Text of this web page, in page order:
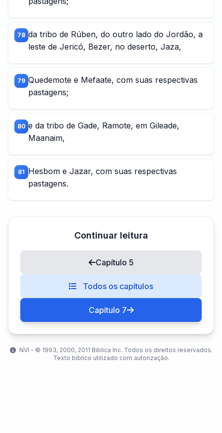
78 da tribo de Rúben, do outro lado do Jordão, a
leste de Jericó, Bezer, no deserto, Jaza,
79 Quedemote e Mefaate, com suas respectivas
pastagens;
80 e da tribo de Gade, Ramote, em Gileade,
Maanaim,
81 Hesbom e Jazar, com suas respectivas
pastagens.
Continuar leitura
Capítulo 5
Todos os capítulos
Capítulo 7
NVI - ©️ 1993, 2000, 2011 Biblica Inc. Todos os direitos reservados.
Texto bíblico utilizado com autorização.